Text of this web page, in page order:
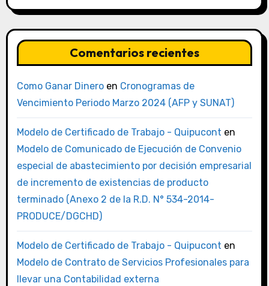
Comentarios recientes
Como Ganar Dineroen Cronogramas de
Vencimiento Periodo Marzo 2024 (AFP y SUNAT)
Modelo de Certificado de Trabajo - Quipucont en
Modelo de Comunicado de Ejecución de Convenio
especial de abastecimiento por decisión empresarial
de incremento de existencias de producto
terminado (Anexo 2 de la R.D. N° 534-2014-
PRODUCE/DGCHD)
Modelo de Certificado de Trabajo - Quipucont en
Modelo de Contrato de Servicios Profesionales para
llevar una Contabilidad externa